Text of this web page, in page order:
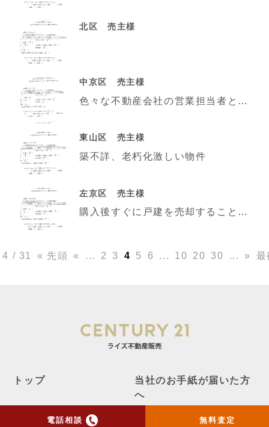
電話相談 無料査定
北区 売主様
中京区 売主様
色々な不動産会社の営業担当者とお会いしましたが、宮川社長は現場第一主義で最もよく現場の状況を見て頂き
東山区 売主様
築不詳、老朽化激しい物件
左京区 売主様
購入後すぐに戸建を売却することとなり、できるだけ高く売りたいと考えていました。売り出し価格から1,0
4 / 31 « 先頭 « ... 2 3 4 5 6 ... 10 20 30 ... » 最
トップ
当社のお手紙が届いた方
へ
売却実績